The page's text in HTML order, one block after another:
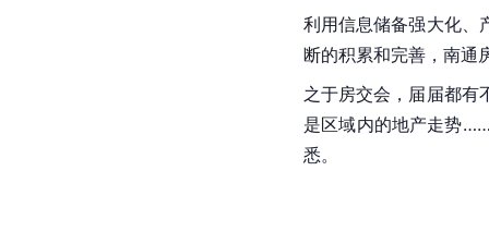
利用信息储备强大化、
断的积累和完善，南通
之于房交会，届届都有
是区域内的地产走势
悉。